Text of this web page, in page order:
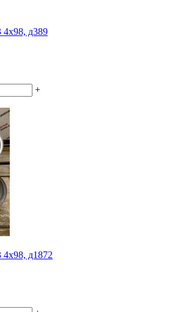
4x98, д389
+
д1872